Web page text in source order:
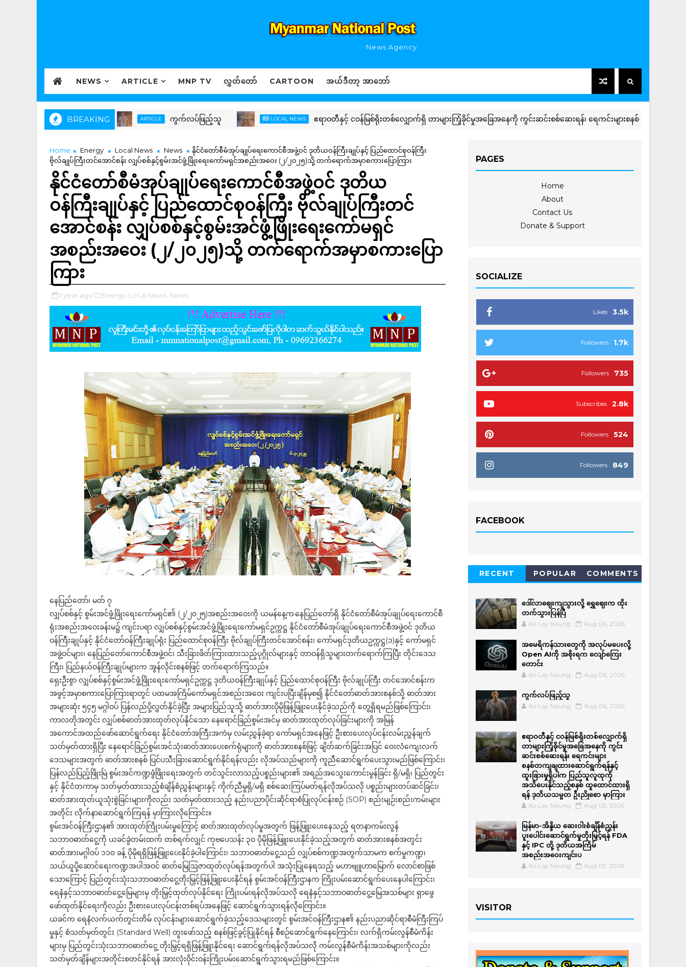
News Agency
NEWS ARTICLE MNP TV လွှတ်တော် CARTOON အယ်ဒီတာ့ အာဘော်
BREAKING ARTICLE ကွက်လပ်ဖြည့်သူ LOCAL NEWS ဧရာဝတီနှင့် ငဝန်မြစ်ရိုးတစ်လျှောက်ရှိ တာများကြံ့ခိုင်မှုအခြေအနေကို ကွင်းဆင်းစစ်ဆေးရန်၊ ရေကင်းများစနစ်တကျချထားဆ
Home Energy Local News News
နိုင်ငံတော်စီမံအုပ်ချုပ်ရေးကောင်စီအဖွဲ့ဝင် ဒုတိယဝန်ကြီးချုပ်နှင့် ပြည်ထောင်စုဝန်ကြီး
ဗိုလ်ချုပ်ကြီးတင်အောင်စန်း လျှပ်စစ်နှင့်စွမ်းအင်ဖွံ့ဖြိုးရေးကော်မရှင်အစည်းအဝေး (၂/၂၀၂၅)သို့ တက်ရောက်အမှာစကားပြောကြား
နိုင်ငံတော်စီမံအုပ်ချုပ်ရေးကောင်စီအဖွဲ့ဝင် ဒုတိယ
ဝန်ကြီးချုပ်နှင့် ပြည်ထောင်စုဝန်ကြီး ဗိုလ်ချုပ်ကြီးတင်
အောင်စန်း လျှပ်စစ်နှင့်စွမ်းအင်ဖွံ့ဖြိုးရေးကော်မရှင်
အစည်းအဝေး (၂/၂၀၂၅)သို့ တက်ရောက်အမှာစကားပြော
ကြား
1 year ago Energy, Local News, News,
နေပြည်တော်၊ မတ် ၇
လျှပ်စစ်နှင့် စွမ်းအင်ဖွံ့ဖြိုးရေးကော်မရှင်၏ (၂/၂၀၂၅)အစည်းအဝေးကို ယမန်နေ့က နေပြည်တော်ရှိ နိုင်ငံတော်စီမံအုပ်ချုပ်ရေးကောင်စီ
ရုံးအစည်းအဝေးခန်းမ၌ ကျင်းပရာ လျှပ်စစ်နှင့်စွမ်းအင်ဖွံ့ဖြိုးရေးကော်မရှင်ဥက္ကဋ္ဌ နိုင်ငံတော်စီမံအုပ်ချုပ်ရေးကောင်စီအဖွဲ့ဝင် ဒုတိယ
ဝန်ကြီးချုပ်နှင့် နိုင်ငံတော်ဝန်ကြီးချုပ်ရုံး ပြည်ထောင်စုဝန်ကြီး ဗိုလ်ချုပ်ကြီးတင်အောင်စန်း၊ ကော်မရှင်ဒုတိယဥက္ကဋ္ဌ(၁)နှင့် ကော်မရှင်
အဖွဲ့ဝင်များ၊ နေပြည်တော်ကောင်စီအဖွဲ့ဝင်၊ သီးခြားဖိတ်ကြားထားသည့်ပုဂ္ဂိုလ်များနှင့် တာဝန်ရှိသူများတက်ရောက်ကြပြီး တိုင်းဒေသ
ကြီး၊ ပြည်နယ်ဝန်ကြီးချုပ်များက အွန်လိုင်းစနစ်ဖြင့် တက်ရောက်ကြသည်။
ရှေးဦးစွာ လျှပ်စစ်နှင့်စွမ်းအင်ဖွံ့ဖြိုးရေးကော်မရှင်ဥက္ကဋ္ဌ ဒုတိယဝန်ကြီးချုပ်နှင့် ပြည်ထောင်စုဝန်ကြီး ဗိုလ်ချုပ်ကြီး တင်အောင်စန်းက
အဖွင့်အမှာစကားပြောကြားရာတွင် ပထမအကြိမ်ကော်မရှင်အစည်းအဝေး ကျင်းပပြီးချိန်မှစ၍ နိုင်ငံတော်ဓာတ်အားစနစ်သို့ ဓာတ်အား
အများဆုံး ၅၄၅ မဂ္ဂါဝပ် ပြန်လည်ပို့လွှတ်နိုင်ခဲ့ပြီး အများပြည်သူသို့ ဓာတ်အားပိုမိုဖြန့်ဖြူးပေးနိုင်ခဲ့သည်ကို တွေ့ရှိရမည်ဖြစ်ကြောင်း၊
ကာလတိုအတွင်း လျှပ်စစ်ဓာတ်အားထုတ်လုပ်နိုင်သော နေရောင်ခြည်စွမ်းအင်မှ ဓာတ်အားထုတ်လုပ်ခြင်းများကို အမြန်
အကောင်အထည်ဖော်ဆောင်ရွက်ရေး နိုင်ငံတော်အကြီးအကဲမှ လမ်းညွှန်ခဲ့ရာ ကော်မရှင်အနေဖြင့် ဦးစားပေးလုပ်ငန်းလမ်းညွှန်ချက်
သတ်မှတ်ထားရှိပြီး နေရောင်ခြည်စွမ်းအင်သုံးဓာတ်အားပေးစက်ရုံများကို ဓာတ်အားစနစ်ဖြင့် ချိတ်ဆက်ခြင်းအပြင် ဝေးလံကျေးလက်
ဒေသများအတွက် ဓာတ်အားစနစ် ပြင်ပသီးခြားဆောင်ရွက်နိုင်ရန်လည်း လိုအပ်သည်များကို ကူညီဆောင်ရွက်ပေးသွားမည်ဖြစ်ကြောင်း၊
ပြန်လည်ပြည့်ဖြိုးမြဲ စွမ်းအင်ကဏ္ဍဖွံဖြိုးရေးအတွက် တင်သွင်းလာသည့်ပစ္စည်းများ၏ အရည်အသွေးကောင်းမွန်ခြင်း ရှိ/မရှိ၊ ပြည်တွင်း
နှင့် နိုင်ငံတကာမှ သတ်မှတ်ထားသည့်စံချိန်စံညွှန်းများနှင့် ကိုက်ညီမှုရှိ/မရှိ စစ်ဆေးကြပ်မတ်ရန်လိုအပ်သလို ပစ္စည်းများတပ်ဆင်ခြင်း၊
ဓာတ်အားထုတ်ယူသုံးစွဲခြင်းများကိုလည်း သတ်မှတ်ထားသည့် နည်းပညာပိုင်းဆိုင်ရာစံပြုလုပ်ငန်းစဉ် (SOP) စည်းမျဉ်းစည်းကမ်းများ
အတိုင်း လိုက်နာဆောင်ရွက်ကြရန် မှာကြားလိုကြောင်း။
စွမ်းအင်ဝန်ကြီးဌာန၏ အားထုတ်ကြိုးပမ်းမှုကြောင့် ဓာတ်အားထုတ်လုပ်မှုအတွက် ဖြန့်ဖြူးပေးနေသည့် ရတနာကမ်းလွန်
သဘာဝဓာတ်ငွေ့ကို ယခင်ခွဲတမ်းထက် တစ်ရက်လျှင် ကုဗပေသန်း ၃၀ ပိုမိုဖြန့်ဖြူးပေးနိုင်ခဲ့သည့်အတွက် ဓာတ်အားစနစ်အတွင်း
ဓာတ်အားမဂ္ဂါဝပ် ၁၁၀ ခန့် ပိုမိုရရှိဖြန့်ဖြူးပေးနိုင်ခဲ့ပါကြောင်း၊ သဘာဝဓာတ်ငွေ့သည် လျှပ်စစ်ကဏ္ဍအတွက်သာမက စက်မှုကဏ္ဍ၊
သယ်ယူပို့ဆောင်ရေးကဏ္ဍအပါအဝင် ဓာတ်မြေဩဇာထုတ်လုပ်ရန်အတွက်ပါ အသုံးပြုနေရသည့် မဟာဗျူဟာမြောက် လောင်စာဖြစ်
သောကြောင့် ပြည်တွင်းသုံးသဘာဝဓာတ်ငွေ့တိုးမြှင့်ဖြန့်ဖြူးပေးနိုင်ရန် စွမ်းအင်ဝန်ကြီးဌာနက ကြိုးပမ်းဆောင်ရွက်ပေးနေပါကြောင်း၊
ရေနံနှင့်သဘာဝဓာတ်ငွေ့မြေများမှ တိုးမြှင့်ထုတ်လုပ်နိုင်ရေး ကြိုးပမ်းရန်လိုအပ်သလို ရေနံနှင့်သဘာဝဓာတ်ငွေ့မြေအသစ်များ ရှာဖွေ
ဖော်ထုတ်နိုင်ရေးကိုလည်း ဦးစားပေးလုပ်ငန်းတစ်ရပ်အနေဖြင့် ဆောင်ရွက်သွားရန်လိုကြောင်း။
ယခင်က ရေနံလက်ယက်တွင်းတိမ် လုပ်ငန်းများဆောင်ရွက်ခဲ့သည့်ဒေသများတွင် စွမ်းအင်ဝန်ကြီးဌာန၏ နည်းပညာဆိုင်ရာစီမံကြီးကြပ်
မှုနှင့် စံသတ်မှတ်တွင်း (Standard Well) တူးဖော်သည့် စနစ်ဖြင့်ခွင့်ပြုနိုင်ရန် စီစဉ်ဆောင်ရွက်နေကြောင်း၊ လက်ရှိကမ်းလွန်စီမံကိန်း
များမှ ပြည်တွင်းသုံးသဘာဝဓာတ်ငွေ့ တိုးမြှင့်ရရှိဖြန့်ဖြူးနိုင်ရေး ဆောင်ရွက်ရန်လိုအပ်သလို ကမ်းလွန်စီမံကိန်းအသစ်များကိုလည်း
သတ်မှတ်ချိန်များအတိုင်းစတင်နိုင်ရန် အားလုံးဝိုင်းဝန်းကြိုးပမ်းဆောင်ရွက်သွားရမည်ဖြစ်ကြောင်း။
PAGES
Home
About
Contact Us
Donate & Support
SOCIALIZE
3.5k
Likes
1.7k
Followers
735
Followers
2.8k
Subscribes
524
Followers
849
Followers
FACEBOOK
RECENT POPULAR COMMENTS
ဒေါ်လာဈေးကျသွားလို့ ရွှေဈေးက ထိုး
တက်သွားပြန်ပြီ
Ko Lay Naung Aug 06, 2026
အမေရိကန်သားတွေကို အလုပ်မပေးလို့
Open AIကို အစိုးရက လျော်ကြေး
တောင်း
Ko Lay Naung Aug 06, 2026
ကွက်လပ်ဖြည့်သူ
Ko Lay Naung Aug 06, 2026
ဧရာဝတီနှင့် ငဝန်မြစ်ရိုးတစ်လျှောက်ရှိ
တာများကြံ့ခိုင်မှုအခြေအနေကို ကွင်း
ဆင်းစစ်ဆေးရန်၊ ရေကင်းများ
စနစ်တကျချထားဆောင်ရွက်ရန်နှင့်
ထူးခြားမှုရှိပါက ပြည်သူလူထုကို
အသိပေးနိုင်သည့်စနစ် ထူထောင်ထားရှိ
ရန် ဒုတိယသမ္မတ ဦးညိုစော မှာကြား
Ko Lay Naung Aug 05, 2026
မြန်မာ-အိန္ဒိယ ဆေးဝါးစံချိန်စံညွှန်း
ပူးပေါင်းဆောင်ရွက်မှုတိုးမြှင့်ရန် FDA
နှင့် IPC တို့ ဒုတိယအကြိမ်
အစည်းအဝေးကျင်းပ
Ko Lay Naung Aug 05, 2026
VISITOR